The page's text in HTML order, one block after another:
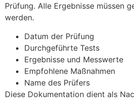
Prüfung. Alle Ergebnisse müssen
werden.
Datum der Prüfung
Durchgeführte Tests
Ergebnisse und Messwerte
Empfohlene Maßnahmen
Name des Prüfers
Diese Dokumentation dient als